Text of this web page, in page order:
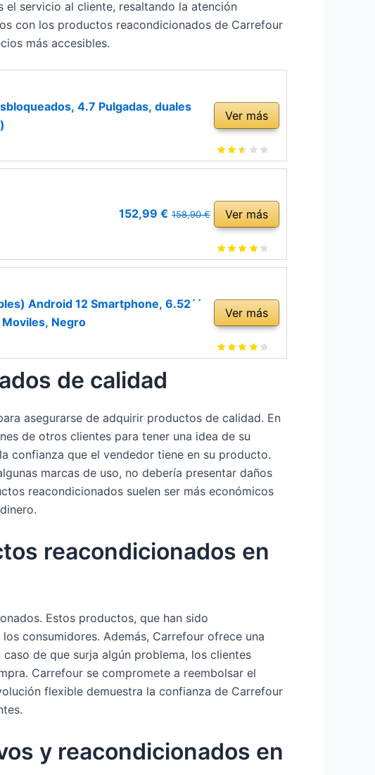
servicio al cliente, resaltando la atención
con los productos reacondicionados de Carrefour
más accesibles.
4.7 Pulgadas, duales
Ver más
152,99 € 158,90 € Ver más
Android 12 Smartphone, 6.52´´
Moviles, Negro
Ver más
de calidad
asegurarse de adquirir productos de calidad. En
de otros clientes para tener una idea de su
confianza que el vendedor tiene en su producto.
marcas de uso, no debería presentar daños
reacondicionados suelen ser más económicos
reacondicionados en
Estos productos, que han sido
consumidores. Además, Carrefour ofrece una
de que surja algún problema, los clientes
Carrefour se compromete a reembolsar el
flexible demuestra la confianza de Carrefour
y reacondicionados en